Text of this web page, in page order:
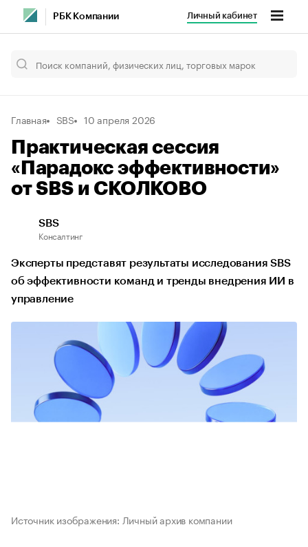
РБК Компании Личный кабинет
Главная SBS 10 апреля 2026
Практическая сессия
«Парадокс эффективности»
от SBS и СКОЛКОВО
SBS
Консалтинг
Эксперты представят результаты исследования SBS
об эффективности команд и тренды внедрения ИИ в
управление
Источник изображения: Личный архив компании